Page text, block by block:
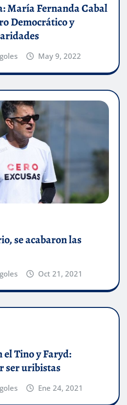
María Fernanda Cabal
Democrático y
May 9, 2022
se acabaron las
Oct 21, 2021
Tino y Faryd:
ser uribistas
Ene 24, 2021